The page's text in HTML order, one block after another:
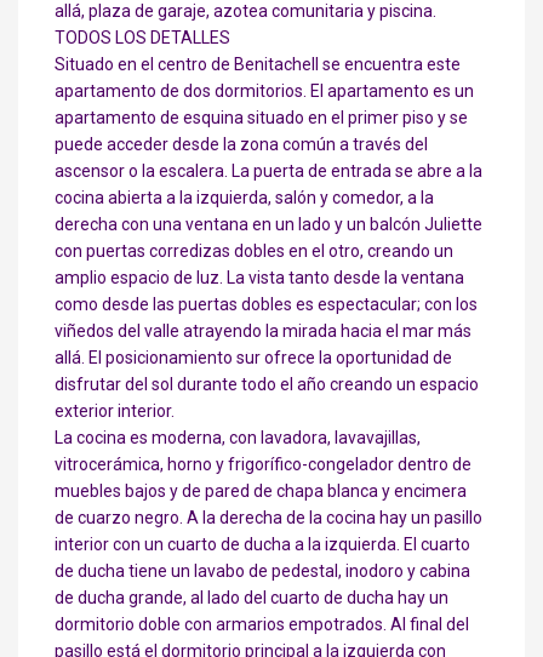
allá, plaza de garaje, azotea comunitaria y piscina.
TODOS LOS DETALLES
Situado en el centro de Benitachell se encuentra este
apartamento de dos dormitorios. El apartamento es un
apartamento de esquina situado en el primer piso y se
puede acceder desde la zona común a través del
ascensor o la escalera. La puerta de entrada se abre a la
cocina abierta a la izquierda, salón y comedor, a la
derecha con una ventana en un lado y un balcón Juliette
con puertas corredizas dobles en el otro, creando un
amplio espacio de luz. La vista tanto desde la ventana
como desde las puertas dobles es espectacular; con los
viñedos del valle atrayendo la mirada hacia el mar más
allá. El posicionamiento sur ofrece la oportunidad de
disfrutar del sol durante todo el año creando un espacio
exterior interior.
La cocina es moderna, con lavadora, lavavajillas,
vitrocerámica, horno y frigorífico-congelador dentro de
muebles bajos y de pared de chapa blanca y encimera
de cuarzo negro. A la derecha de la cocina hay un pasillo
interior con un cuarto de ducha a la izquierda. El cuarto
de ducha tiene un lavabo de pedestal, inodoro y cabina
de ducha grande, al lado del cuarto de ducha hay un
dormitorio doble con armarios empotrados. Al final del
pasillo está el dormitorio principal a la izquierda con